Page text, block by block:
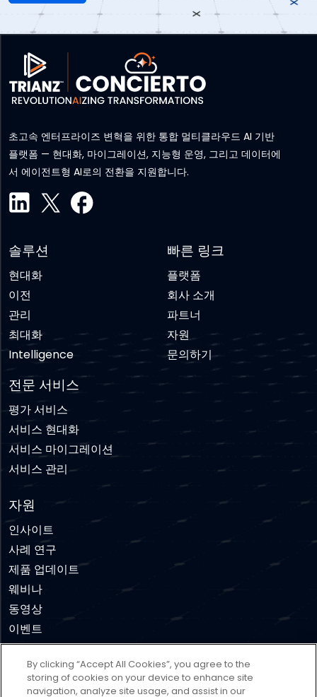
초고속 엔터프라이즈 변혁을 위한 통합 멀티클라우드 AI 기반
플랫폼 — 현대화, 마이그레이션, 지능형 운영, 그리고 데이터에
서 에이전트형 AI로의 전환을 지원합니다.
솔루션
현대화
이전
관리
최대화
Intelligence
전문 서비스
평가 서비스
서비스 현대화
서비스 마이그레이션
서비스 관리
빠른 링크
플랫폼
회사 소개
파트너
자원
문의하기
자원
인사이트
사례 연구
제품 업데이트
웨비나
동영상
이벤트
부인 성명 이용약관 개인 정보 보호 정책 쿠키 정책
By clicking “Accept All Cookies”, you agree to the
storing of cookies on your device to enhance site
navigation, analyze site usage, and assist in our